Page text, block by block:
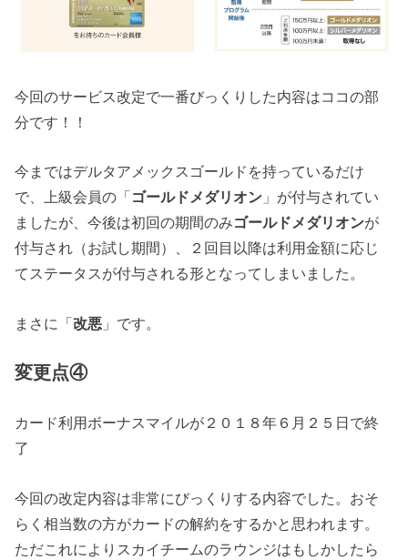
今回のサービス改定で一番びっくりした内容はココの部
分です！！
今まではデルタアメックスゴールドを持っているだけ
で、上級会員の「 ゴールドメダリオン 」が付与されてい
ましたが、今後は初回の期間のみゴールドメダリオンが
付与され（お試し期間）、２回目以降は利用金額に応じ
てステータスが付与される形となってしまいました。
まさに「改悪 」です。
変更点④
カード利用ボーナスマイルが２０１８年６月２５日で終
了
今回の改定内容は非常にびっくりする内容でした。おそ
らく相当数の方がカードの解約をするかと思われます。
ただこれによりスカイチームのラウンジはもしかしたら